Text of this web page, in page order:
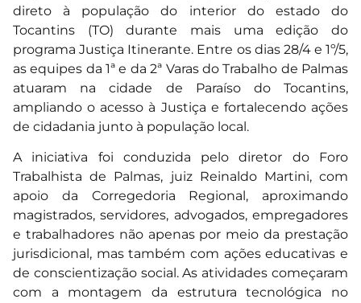
direto à população do interior do estado do
Tocantins (TO) durante mais uma edição do
programa Justiça Itinerante. Entre os dias 28/4 e 1º/5,
as equipes da 1ª e da 2ª Varas do Trabalho de Palmas
atuaram na cidade de Paraíso do Tocantins,
ampliando o acesso à Justiça e fortalecendo ações
de cidadania junto à população local.
A iniciativa foi conduzida pelo diretor do Foro
Trabalhista de Palmas, juiz Reinaldo Martini, com
apoio da Corregedoria Regional, aproximando
magistrados, servidores, advogados, empregadores
e trabalhadores não apenas por meio da prestação
jurisdicional, mas também com ações educativas e
de conscientização social. As atividades começaram
com a montagem da estrutura tecnológica no